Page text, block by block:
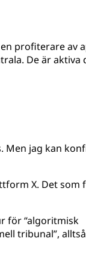
profiterare av
De är aktiva
Men jag kan
X. Det som
för “algoritmisk
tribunal”,